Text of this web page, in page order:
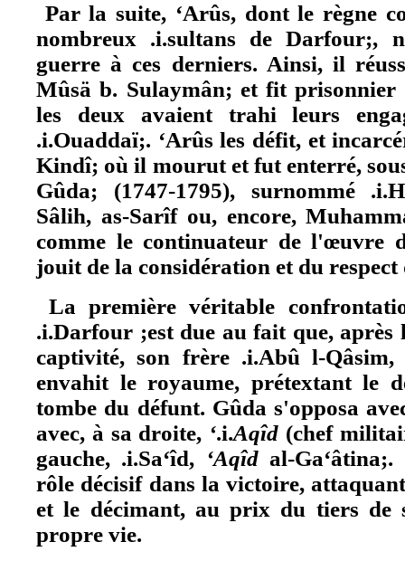
Par la suite, ‘Arûs, dont le règne
nombreux .i.sultans de Darfour;,
guerre à ces derniers. Ainsi, il
Mûsä b. Sulaymân; et fit
les deux avaient trahi leurs
.i.Ouaddaï;. ‘Arûs les défit, et
Kindî; où il mourut et fut enterré,
Gûda; (1747-1795), surnommé
Sâlih, as-Sarîf ou, encore,
comme le continuateur de l'œuvre
jouit de la considération et du respect
La première véritable
.i.Darfour ;est due au fait que, après
captivité, son frère .i.Abû l-
envahit le royaume, prétextant le
tombe du défunt. Gûda s'opposa
avec, à sa droite, ‘.i.Aqîd (chef
gauche, .i.Sa‘îd, ‘Aqîdal-
rôle décisif dans la victoire,
et le décimant, au prix du tiers de
propre vie.